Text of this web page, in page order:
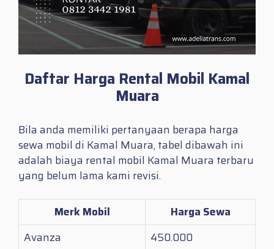
Daftar Harga Rental Mobil Kamal
Muara
Bila anda memiliki pertanyaan berapa harga
sewa mobil di Kamal Muara, tabel dibawah ini
adalah biaya rental mobil Kamal Muara terbaru
yang belum lama kami revisi.
Merk Mobil
Harga Sewa
Avanza
450.000